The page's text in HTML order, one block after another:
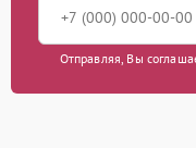
Отправляя, Вы